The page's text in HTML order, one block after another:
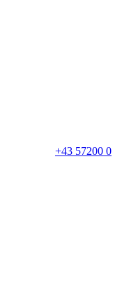
+43 57200 0